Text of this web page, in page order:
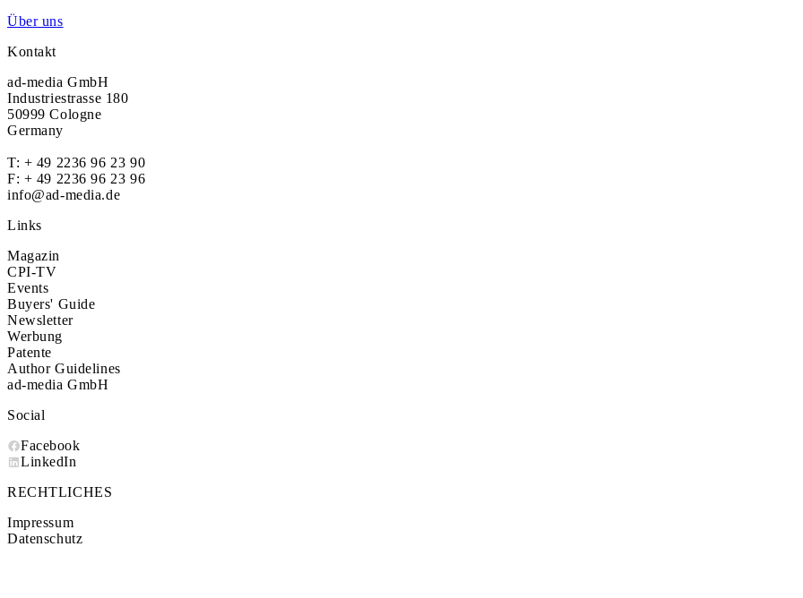
Über uns
Kontakt
ad-media GmbH
Industriestrasse 180
50999 Cologne
Germany
T: + 49 2236 96 23 90
F: + 49 2236 96 23 96
info@ad-media.de
Links
Magazin
CPI-TV
Events
Buyers' Guide
Newsletter
Werbung
Patente
Author Guidelines
ad-media GmbH
Social
Facebook
LinkedIn
RECHTLICHES
Impressum
Datenschutz